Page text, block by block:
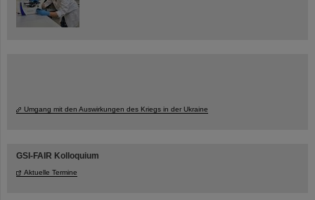
Umgang mit den Auswirkungen des Kriegs in der Ukraine
GSI-FAIR Kolloquium
Aktuelle Termine